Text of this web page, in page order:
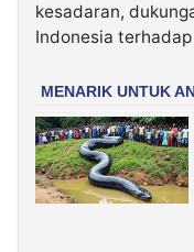
kesadaran,
Indonesia